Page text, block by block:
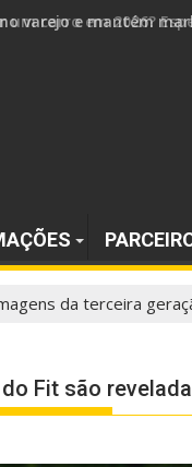
varejo e mantém
da terceira
Fit são